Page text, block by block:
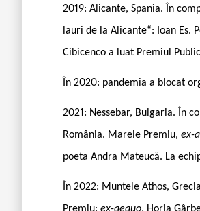
2019: Alicante, Spania. În
lauri de la Alicante“: Ioan Es.
Cibicenco a luat Premiul
În 2020: pandemia a blocat
2021: Nessebar, Bulgaria. În
România. Marele Premiu, ex-
poeta Andra Mateucă. La
În 2022: Muntele Athos,